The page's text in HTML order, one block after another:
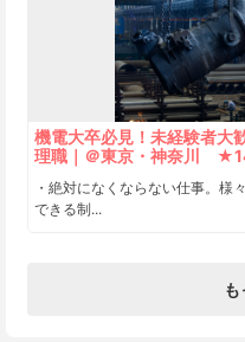
機電大卒必見！未経験者大
理職｜＠東京・神奈川
・絶対になくならない仕事。様
できる制...